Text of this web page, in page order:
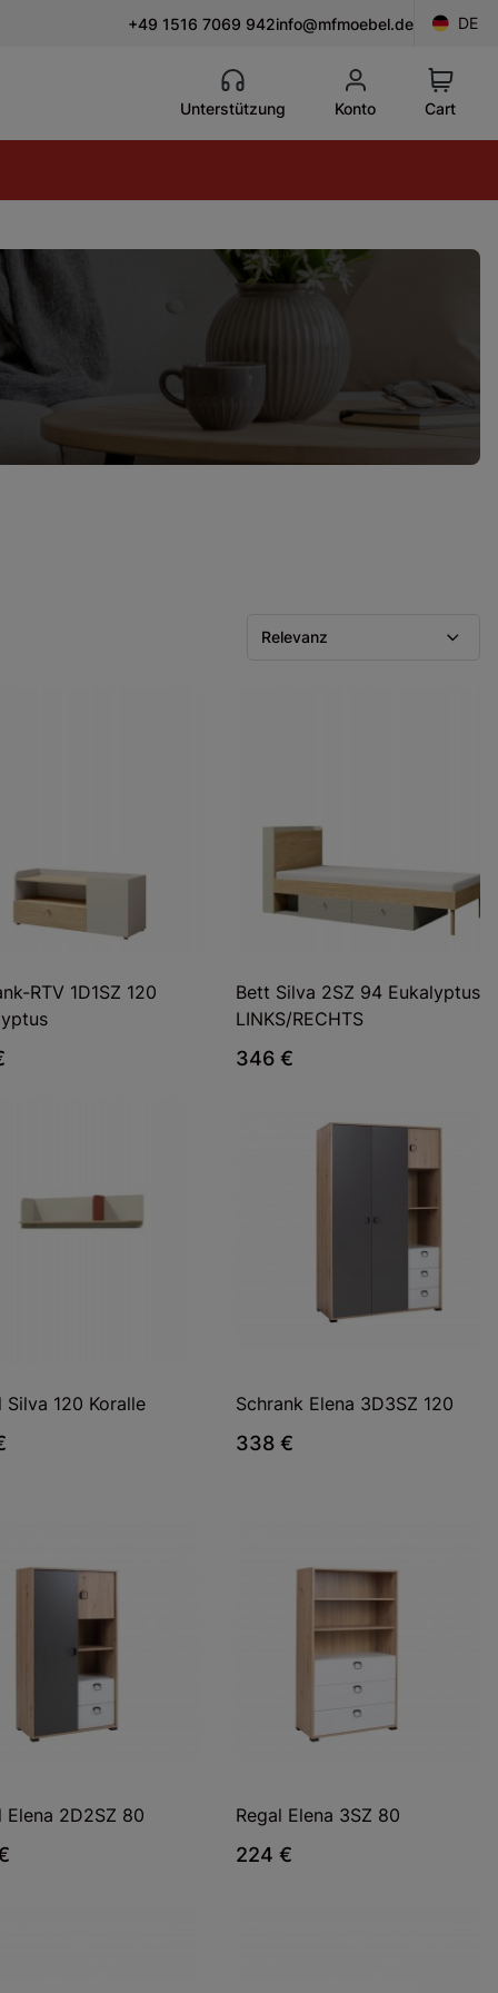
+49 1516 7069 942info@mfmoebel.de DE
Unterstützung Konto Cart
Relevanz
RTV 1D1SZ 120
Bett Silva 2SZ 94 Eukalyptus
LINKS/RECHTS
346 €
Silva 120 Koralle Schrank Elena 3D3SZ 120
338 €
Elena 2D2SZ 80 Regal Elena 3SZ 80
224 €